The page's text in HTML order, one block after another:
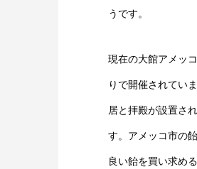
うです。
現在の大館アメッ
りで開催されてい
居と拝殿が設置さ
す。アメッコ市の
良い飴を買い求め